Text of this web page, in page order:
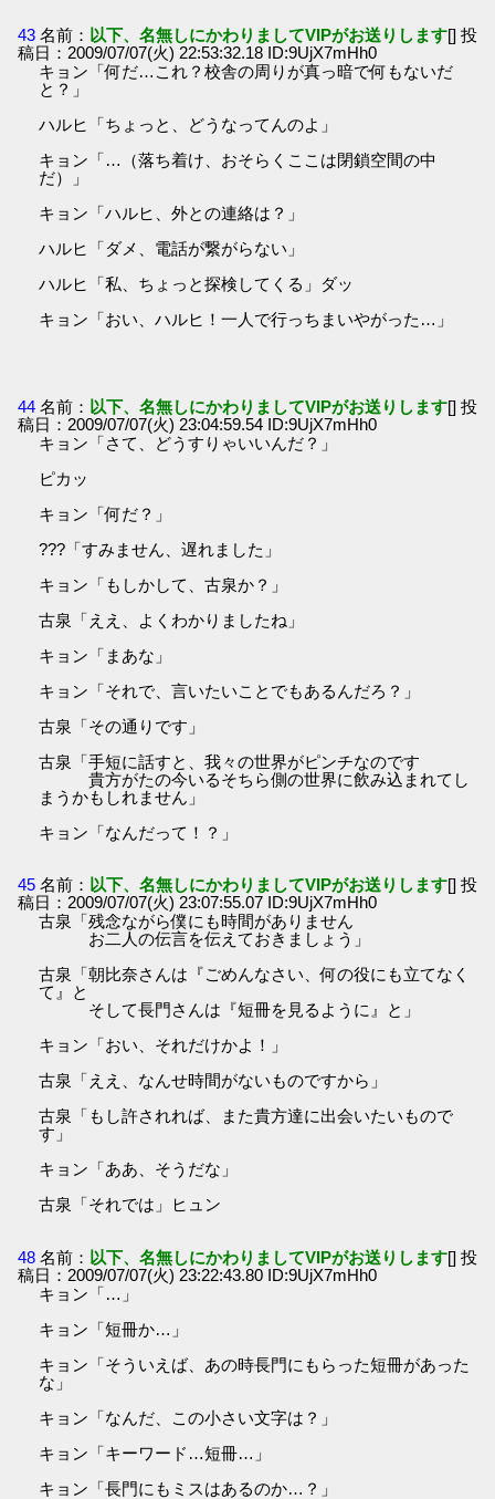
43 名前： 以下、名無しにかわりましてVIPがお送りします[] 投
稿日：2009/07/07(火) 22:53:32.18 ID:9UjX7mHh0
キョン「何だ…これ？校舎の周りが真っ暗で何もないだ
と？」
ハルヒ「ちょっと、どうなってんのよ」
キョン「…（落ち着け、おそらくここは閉鎖空間の中
だ）」
キョン「ハルヒ、外との連絡は？」
ハルヒ「ダメ、電話が繋がらない」
ハルヒ「私、ちょっと探検してくる」ダッ
キョン「おい、ハルヒ！一人で行っちまいやがった…」
44 名前： 以下、名無しにかわりましてVIPがお送りします[] 投
稿日：2009/07/07(火) 23:04:59.54 ID:9UjX7mHh0
キョン「さて、どうすりゃいいんだ？」
ピカッ
キョン「何だ？」
???「すみません、遅れました」
キョン「もしかして、古泉か？」
古泉「ええ、よくわかりましたね」
キョン「まあな」
キョン「それで、言いたいことでもあるんだろ？」
古泉「その通りです」
古泉「手短に話すと、我々の世界がピンチなのです
貴方がたの今いるそちら側の世界に飲み込まれてし
まうかもしれません」
キョン「なんだって！？」
45 名前： 以下、名無しにかわりましてVIPがお送りします[] 投
稿日：2009/07/07(火) 23:07:55.07 ID:9UjX7mHh0
古泉「残念ながら僕にも時間がありません
お二人の伝言を伝えておきましょう」
古泉「朝比奈さんは『ごめんなさい、何の役にも立てなく
て』と
そして長門さんは『短冊を見るように』と」
キョン「おい、それだけかよ！」
古泉「ええ、なんせ時間がないものですから」
古泉「もし許されれば、また貴方達に出会いたいもので
す」
キョン「ああ、そうだな」
古泉「それでは」ヒュン
48 名前： 以下、名無しにかわりましてVIPがお送りします[] 投
稿日：2009/07/07(火) 23:22:43.80 ID:9UjX7mHh0
キョン「…」
キョン「短冊か…」
キョン「そういえば、あの時長門にもらった短冊があった
な」
キョン「なんだ、この小さい文字は？」
キョン「キーワード…短冊…」
キョン「長門にもミスはあるのか…？」